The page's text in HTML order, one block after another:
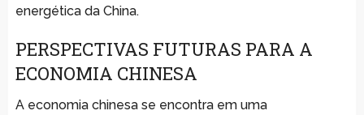
energética da China.
PERSPECTIVAS FUTURAS PARA A
ECONOMIA CHINESA
A economia chinesa se encontra em uma